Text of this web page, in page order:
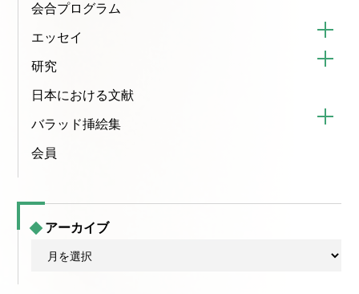
会合プログラム
エッセイ
研究
日本における文献
バラッド挿絵集
会員
アーカイブ